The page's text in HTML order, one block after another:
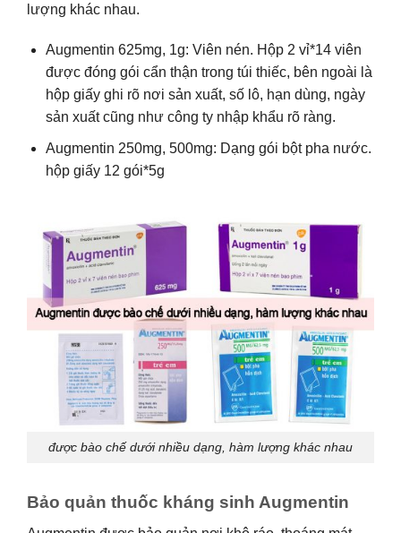
lượng khác nhau.
Augmentin 625mg, 1g: Viên nén. Hộp 2 vỉ*14 viên
được đóng gói cẩn thận trong túi thiếc, bên ngoài là
hộp giấy ghi rõ nơi sản xuất, số lô, hạn dùng, ngày
sản xuất cũng như công ty nhập khẩu rõ ràng.
Augmentin 250mg, 500mg: Dạng gói bột pha nước.
hộp giấy 12 gói*5g
được bào chế dưới nhiều dạng, hàm lượng khác nhau
Bảo quản thuốc kháng sinh Augmentin